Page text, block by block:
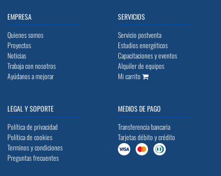
EMPRESA
Quienes somos
Proyectos
Noticias
Trabaja con nosotros
Ayúdanos a mejorar
SERVICIOS
Servicio postventa
Estudios energéticos
Capacitaciones y eventos
Alquiler de equipos
Mi carrito
LEGAL Y SOPORTE
Política de privacidad
Política de cookies
Terminos y condiciones
Preguntas frecuentes
MEDIOS DE PAGO
Transferencia bancaria
Tarjetas débito y crédito